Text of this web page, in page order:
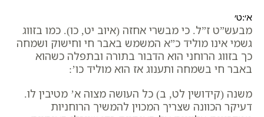
א׳:ט׳
מבעש”ט ז”ל. כי מבשרי אחזה (איוב יט, כו). כמו בזווג
גשמי אינו מוליד כ”א המשמש באבר חי וחישוק ושמחה
כך בזווג הרוחני הוא הדבור בתורה ובתפלה כשהוא
באבר חי בשמחה ותענוג אז הוא מוליד כו’:
משנה (קידושין לט, ב) כל העושה מצוה א’ מטיבין לו.
דעיקר הכוונה שצריך המכוין להמשיך הרוחניות